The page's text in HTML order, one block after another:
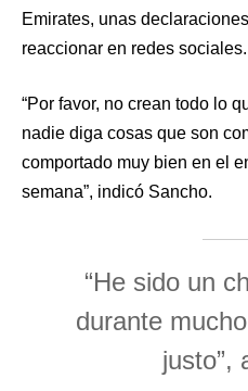
Emirates, unas
reaccionar en redes sociales.
“Por favor, no crean todo lo
nadie diga cosas que son
comportado muy bien en el
semana”, indicó Sancho.
“He sido un
durante
justo”,